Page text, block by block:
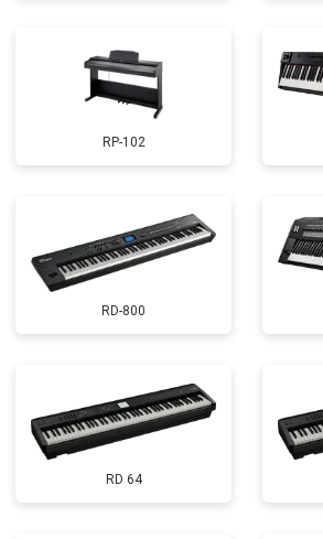
RP-102
RD-800
RD 64